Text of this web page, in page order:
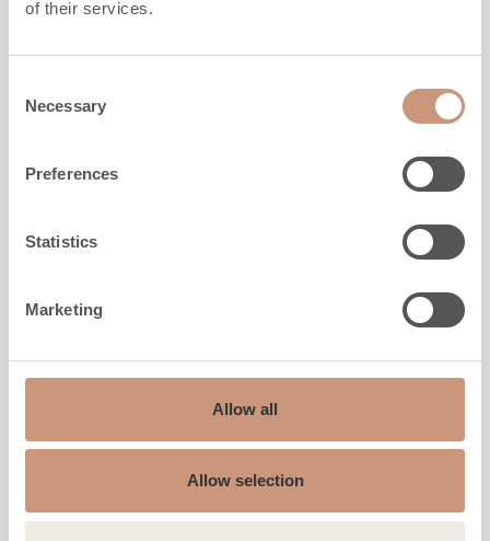
of their services.
Selection
Necessary
Preferences
Statistics
Marketing
Allow all
Allow selection
Leveys
520mm